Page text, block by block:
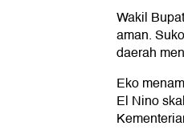
Wakil
aman.
daerah
Eko
El Nino